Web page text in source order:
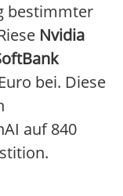
bestimmter
Nvidia
bei. Diese
auf 840